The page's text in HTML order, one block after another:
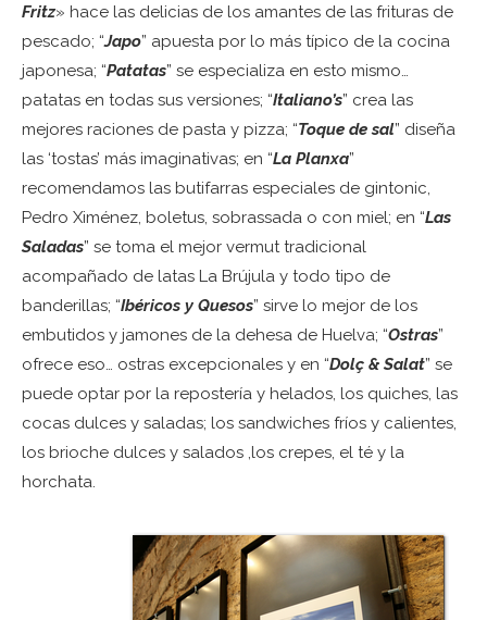
Fritz» hace las delicias de los amantes de las frituras de
pescado; “Japo” apuesta por lo más típico de la cocina
japonesa; “Patatas” se especializa en esto mismo…
patatas en todas sus versiones; “Italiano’s” crea las
mejores raciones de pasta y pizza; “Toque de sal” diseña
las ‘tostas’ más imaginativas; en “La Planxa”
recomendamos las butifarras especiales de gintonic,
Pedro Ximénez, boletus, sobrassada o con miel; en “Las
Saladas” se toma el mejor vermut tradicional
acompañado de latas La Brújula y todo tipo de
banderillas; “Ibéricos y Quesos” sirve lo mejor de los
embutidos y jamones de la dehesa de Huelva; “Ostras”
ofrece eso… ostras excepcionales y en “Dolç & Salat” se
puede optar por la repostería y helados, los quiches, las
cocas dulces y saladas; los sandwiches fríos y calientes,
los brioche dulces y salados ,los crepes, el té y la
horchata.